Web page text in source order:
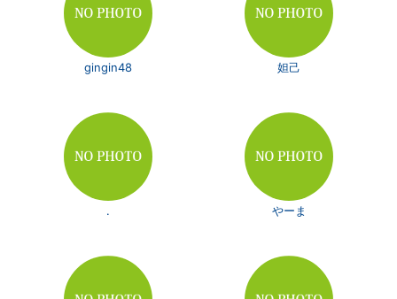
gingin48 妲己
. やーま